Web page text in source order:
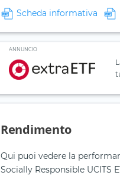
Scheda informativa
ANNUNCIO
Rendimento
Qui puoi vedere la
Socially Responsible UCITS